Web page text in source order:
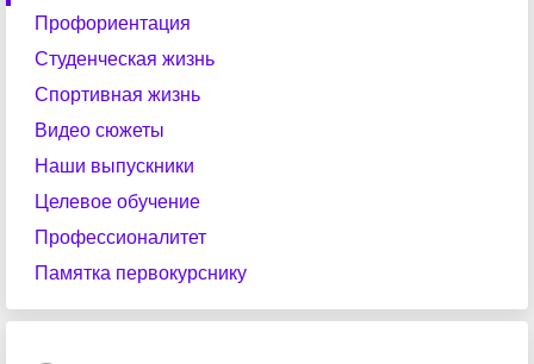
Профориентация
Студенческая жизнь
Спортивная жизнь
Видео сюжеты
Наши выпускники
Целевое обучение
Профессионалитет
Памятка первокурснику